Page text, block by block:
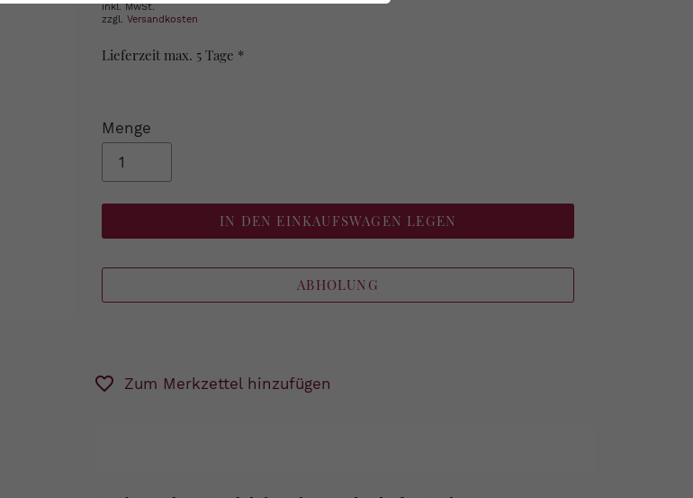
inkl. MwSt.
zzgl. Versandkosten
Lieferzeit max. 5 Tage *
Menge
IN DEN EINKAUFSWAGEN LEGEN
ABHOLUNG
Zum Merkzettel hinzufügen